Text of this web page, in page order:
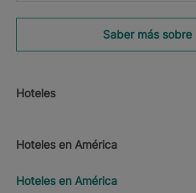
Saber más sobre
Hoteles
Hoteles en América
Hoteles en América